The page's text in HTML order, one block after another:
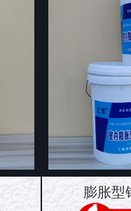
膨胀型